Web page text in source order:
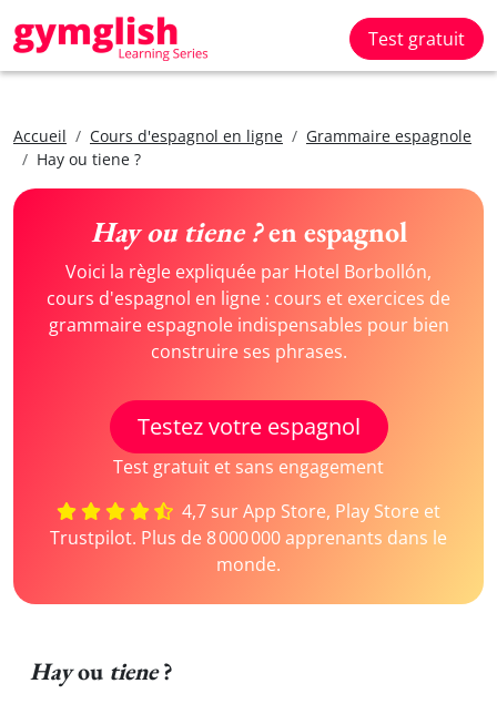
Test gratuit
Accueil Cours d'espagnol en ligne
Grammaire espagnole
Hay ou tiene ?
Hay ou tiene ?en espagnol
Voici la règle expliquée par Hotel Borbollón,
cours d'espagnol en ligne : cours et exercices de
grammaire espagnole indispensables pour bien
construire ses phrases.
Testez votre espagnol
Test gratuit et sans engagement
4,7 sur App Store, Play Store et
Trustpilot. Plus de 8 000 000 apprenants dans le
monde.
Hayou tiene?